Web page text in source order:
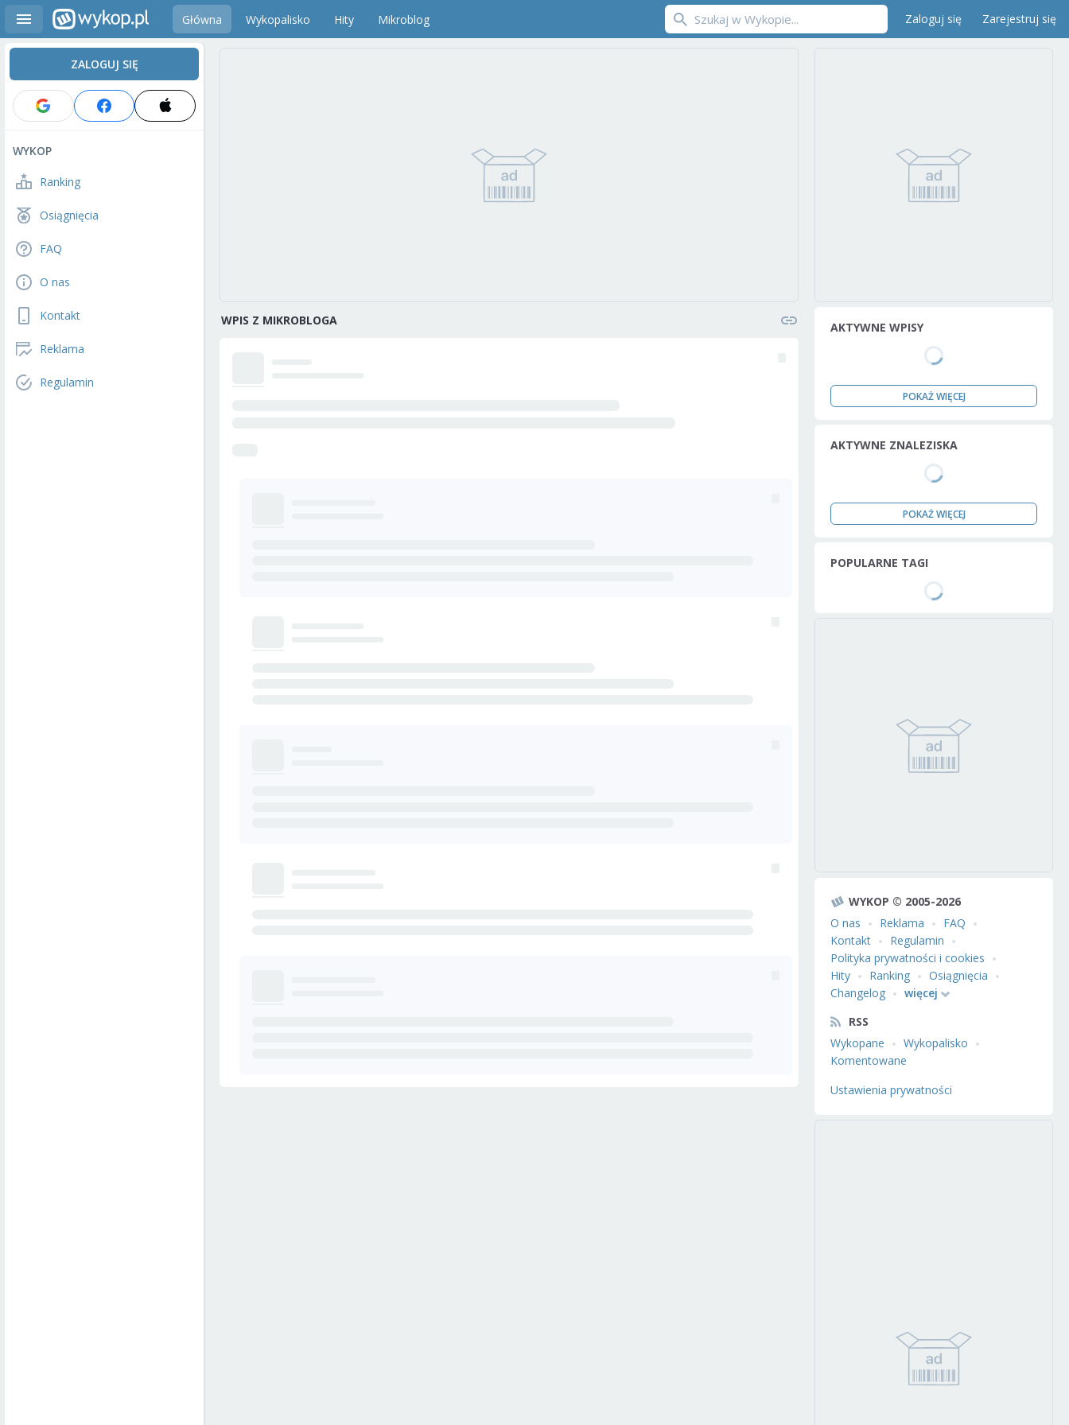
Główna Wykopalisko Hity Mikroblog Zaloguj się Zarejestruj się
ZALOGUJ SIĘ
WYKOP
Ranking
Osiągnięcia
FAQ
O nas
Kontakt
Reklama
Regulamin
WPIS Z MIKROBLOGA AKTYWNE WPISY
POKAŻ WIĘCEJ
AKTYWNE ZNALEZISKA
POKAŻ WIĘCEJ
POPULARNE TAGI
WYKOP © 2005-2026
O nas
Reklama
FAQ
Kontakt
Regulamin
Polityka prywatności i cookies
Hity
Ranking
Osiągnięcia
Changelog
więcej
RSS
Wykopane
Wykopalisko
Komentowane
Ustawienia prywatności